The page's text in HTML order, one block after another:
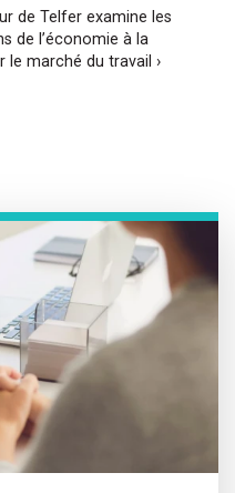
de Telfer examine les
de l’économie à la
le marché du travail ›